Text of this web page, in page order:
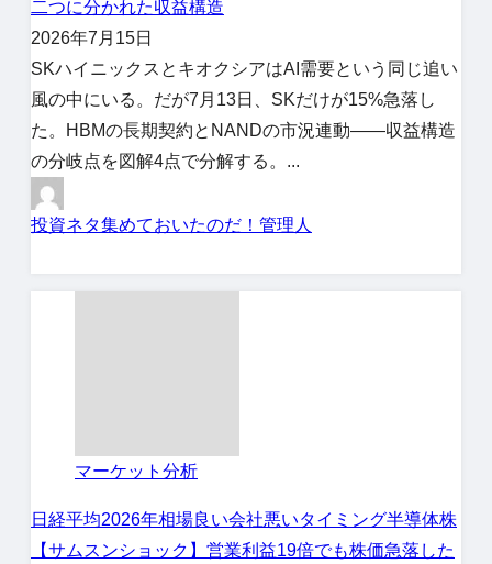
二つに分かれた収益構造
2026年7月15日
SKハイニックスとキオクシアはAI需要という同じ追い
風の中にいる。だが7月13日、SKだけが15%急落し
た。HBMの長期契約とNANDの市況連動——収益構造
の分岐点を図解4点で分解する。...
投資ネタ集めておいたのだ！管理人
マーケット分析
日経平均2026年相場良い会社悪いタイミング半導体株
【サムスンショック】営業利益19倍でも株価急落した